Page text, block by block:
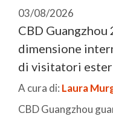
03/08/2026
CBD
dimensione
di visitatori
A cura di: Laura
CBD Guangzhou